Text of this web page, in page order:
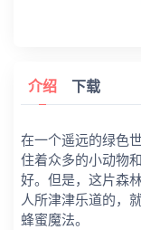
介绍 下载
在一个遥远的绿色
住着众多的小动物
好。但是，这片森
人所津津乐道的，
蜂蜜魔法。